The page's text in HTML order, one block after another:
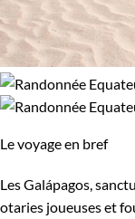
Le voyage en bref
Les Galápagos,
otaries joueuses et